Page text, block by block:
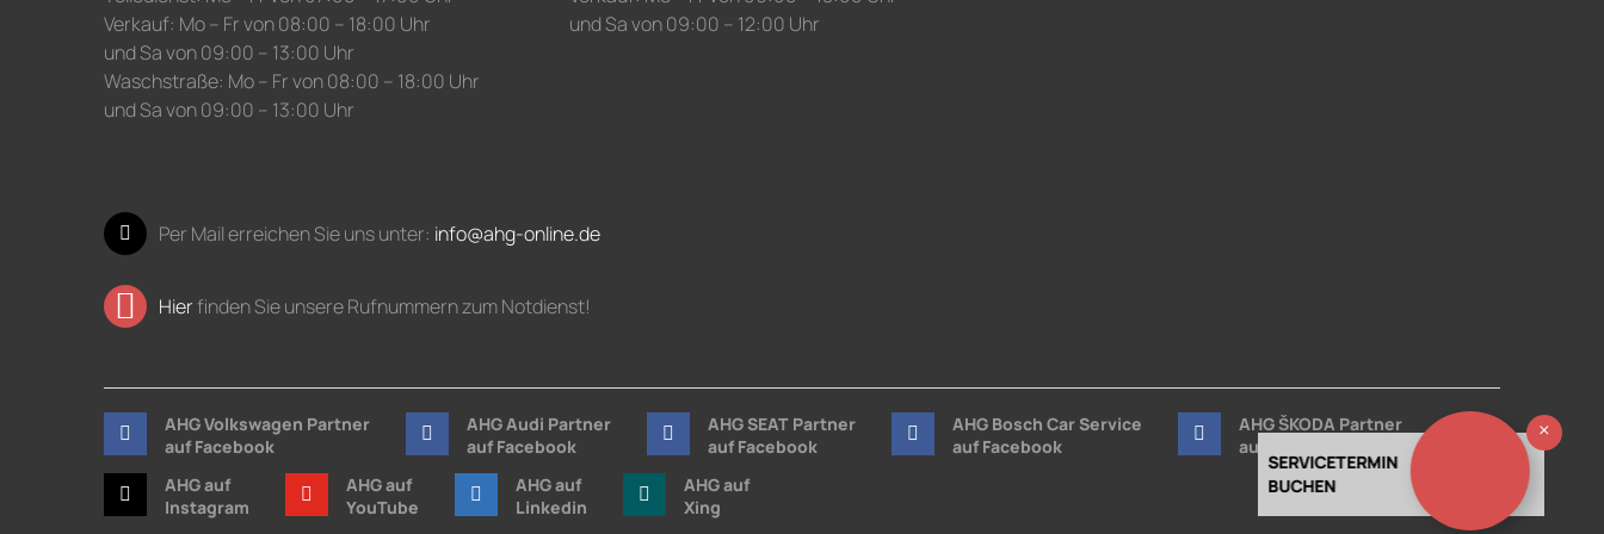
SERVICETERMIN
BUCHEN
Verkauf: Mo – Fr von 08:00 – 18:00 Uhr
und Sa von 09:00 – 13:00 Uhr
Waschstraße: Mo – Fr von 08:00 – 18:00 Uhr
und Sa von 09:00 – 13:00 Uhr
und Sa von 09:00 – 12:00 Uhr
Per Mail erreichen Sie uns unter: info@ahg-online.de
Hierfinden Sie unsere Rufnummern zum Notdienst!
AHG Volkswagen Partner
auf Facebook
AHG Audi Partner
auf Facebook
AHG SEAT Partner
auf Facebook
AHG Bosch Car Service
auf Facebook
AHG ŠKODA Partner
auf Facebook
AHG auf
Instagram
AHG auf
YouTube
AHG auf
Linkedin
AHG auf
Xing